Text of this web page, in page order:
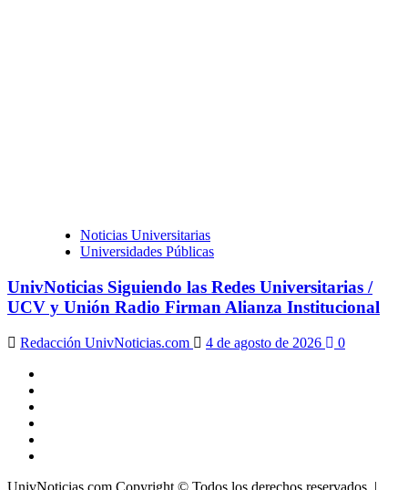
Noticias Universitarias
Universidades Públicas
UnivNoticias Siguiendo las Redes Universitarias /
UCV y Unión Radio Firman Alianza Institucional
Redacción UnivNoticias.com 4 de agosto de 2026
0
UnivNoticias.com Copyright © Todos los derechos reservados. |